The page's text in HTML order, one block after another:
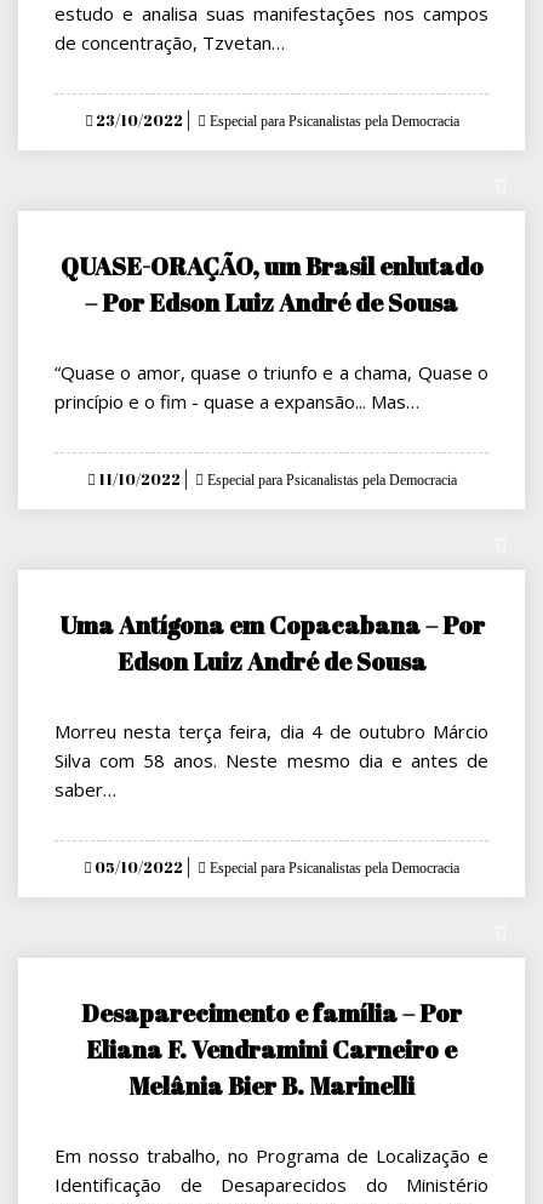
estudo e analisa suas manifestações nos campos
de concentração, Tzvetan…
Posted
23/10/2022 Especial para Psicanalistas pela Democracia
QUASE-ORAÇÃO, um Brasil enlutado
– Por Edson Luiz André de Sousa
“Quase o amor, quase o triunfo e a chama, Quase o
princípio e o fim - quase a expansão... Mas…
Posted
11/10/2022 Especial para Psicanalistas pela Democracia
Uma Antígona em Copacabana – Por
Edson Luiz André de Sousa
Morreu nesta terça feira, dia 4 de outubro Márcio
Silva com 58 anos. Neste mesmo dia e antes de
saber…
Posted
05/10/2022 Especial para Psicanalistas pela Democracia
Desaparecimento e família – Por
Eliana F. Vendramini Carneiro e
Melânia Bier B. Marinelli
Em nosso trabalho, no Programa de Localização e
Identificação de Desaparecidos do Ministério